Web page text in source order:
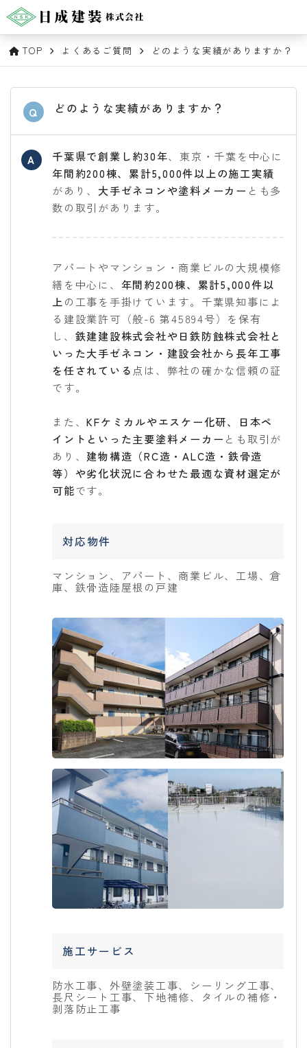
TOP よくあるご質問 どのような実績がありますか？
Q どのような実績がありますか？
A 千葉県で創業し約30年、東京・千葉を中心に
年間約200棟、累計5,000件以上の施工実績
があり、 大手ゼネコンや塗料メーカー とも多
数の取引があります。
アパートやマンション・商業ビルの大規模修
繕を中心に、 年間約200棟、累計5,000件以
上の工事を手掛けています。千葉県知事によ
る建設業許可（般-6 第45894号）を保有
し、 鉄建建設株式会社や日鉄防蝕株式会社と
いった大手ゼネコン・建設会社から長年工事
を任されている 点は、弊社の確かな信頼の証
です。
また、KFケミカルやエスケー化研、日本ペ
イントといった主要塗料メーカー とも取引が
あり、 建物構造（RC造・ALC造・鉄骨造
等）や劣化状況に合わせた最適な資材選定が
可能です。
対応物件
マンション、アパート、商業ビル、工場、倉
庫、鉄骨造陸屋根の戸建
施工サービス
防水工事、外壁塗装工事、シーリング工事、
長尺シート工事、下地補修、タイルの補修・
剥落防止工事